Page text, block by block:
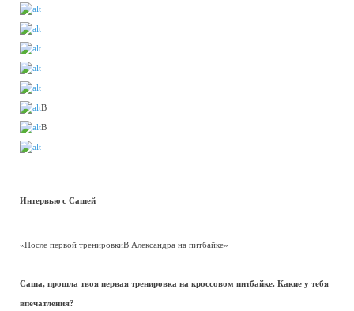
В
В
Интервью с Сашей
«После первой тренировкиВ Александра на питбайке»
Саша, прошла твоя первая тренировка на кроссовом питбайке. Какие у тебя
впечатления?